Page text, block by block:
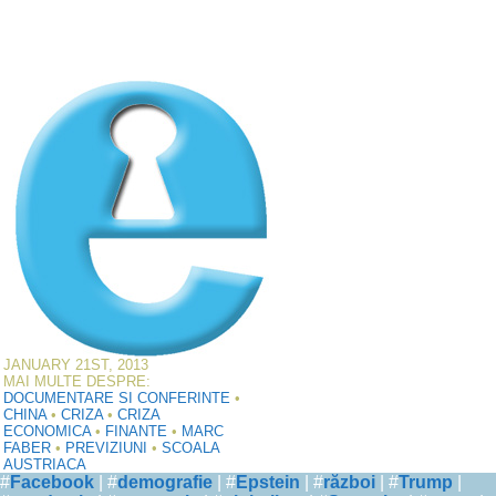
JANUARY 21ST, 2013
MAI MULTE DESPRE:
DOCUMENTARE SI CONFERINTE •
CHINA• CRIZA• CRIZA
ECONOMICA• FINANTE • MARC
FABER • PREVIZIUNI • SCOALA
AUSTRIACA
#Facebook | #demografie | #Epstein | #război | #Trump